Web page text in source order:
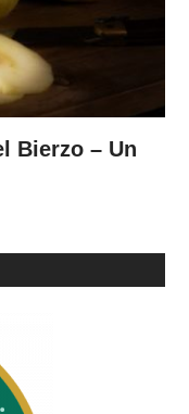
Bierzo – Un